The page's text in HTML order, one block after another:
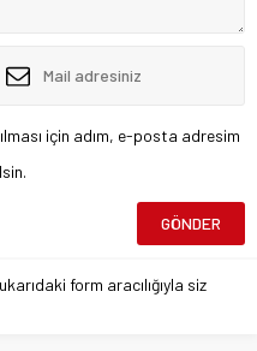
için adım, e-posta adresim
form aracılığıyla siz